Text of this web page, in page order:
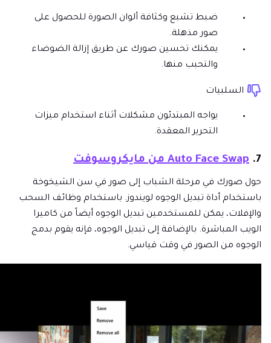
ضبط تشبع وكثافة ألوان الصورة للحصول على
صور مذهلة.
يمكنك تحسين صورك عن طريق إزالة الضوضاء
والتحبب منها.
السلبيات
يواجه المبتدئون مشكلات أثناء استخدام ميزات
التحرير المعقدة.
7. Auto Face Swap من مايكروسوفت
حول صورك في مرحلة الشباب إلى صور في سن الشيخوخة
باستخدام أداة تبديل الوجوه لويندوز. باستخدام وظائف السحب
والإفلات، يمكن للمستخدمين تبديل الوجوه أيضاً من كاميرا
الويب المباشرة. بالإضافة إلى تبديل الوجوه، فإنه يقوم بدمج
الوجوه من الصور في وقت قياسي.